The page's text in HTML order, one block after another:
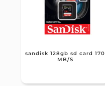
sandisk 128gb sd card 170
MB/S